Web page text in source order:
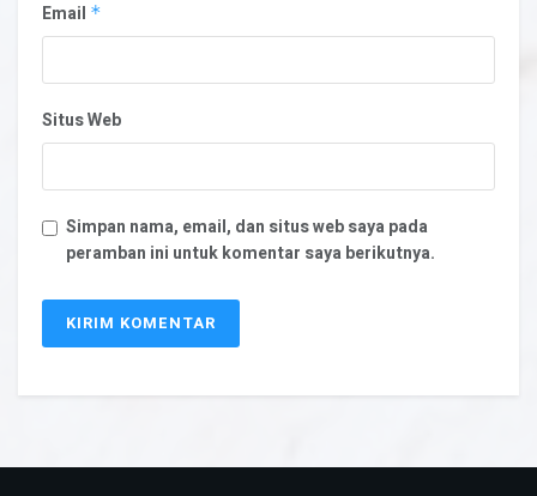
Email *
Situs Web
Simpan nama, email, dan situs web saya pada
peramban ini untuk komentar saya berikutnya.